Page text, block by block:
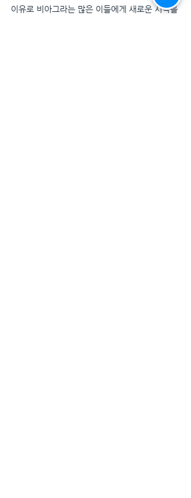
이유로 비아그라는 많은 이들에게 새로운 시작을